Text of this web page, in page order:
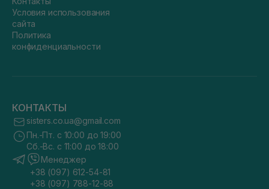
Условия использования
сайта
Политика
конфиденциальности
КОНТАКТЫ
sisters.co.ua@gmail.com
Пн.-Пт. с 10:00 до 19:00
Сб.-Вс. с 11:00 до 18:00
Менеджер
+38 (097) 612-54-81
+38 (097) 788-12-88